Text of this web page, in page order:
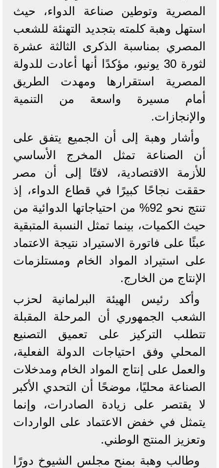
المصرية وتوطين صناعة الدواء، حيث
استهل وهبة كلمته بتجديد التهنئة للشعب
المصري بمناسبة الذكرى الثالثة عشرة
لثورة 30 يونيو، مؤكدًا أنها أعادت للدولة
المصرية استقرارها ومهدت الطريق
أمام مسيرة واسعة من التنمية
والإنجازات.
وأشار وهبة إلى أن الجميع يتفق على
أن الصناعة تمثل المخرج الأساسي
للأزمة الاقتصادية، لافتًا إلى أن مصر
حققت نجاحًا كبيرًا في قطاع الدواء، إذ
تنتج نحو 92% من احتياجاتها الدوائية من
حيث الكميات، بينما تمثل النسبة المتبقية
عبئًا على فاتورة الاستيراد نتيجة الاعتماد
على استيراد المواد الخام ومستلزمات
الإنتاج من الخارج.
وأكد رئيس الهيئة البرلمانية لحزب
الشعب الجمهوري أن المرحلة المقبلة
تتطلب التركيز على تعميق التصنيع
المحلي وفق احتياجات الدولة الفعلية،
والعمل على إنتاج المواد الخام ومدخلات
الصناعة محليًا، موضحًا أن التحدي الأكبر
لا يقتصر على زيادة الصادرات، وإنما
يتمثل في خفض الاعتماد على الواردات
وتعزيز المنتج الوطني.
وطالب وهبة بمنح مجلس الشيوخ دورًا